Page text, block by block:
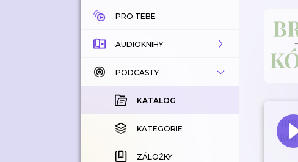
PRO TEBE
AUDIOKNIHY
KATALOG
KOUPENÉ
KATEGORIE
ZÁLOŽKY
PODCASTY
KATALOG
KATEGORIE
ZÁLOŽKY